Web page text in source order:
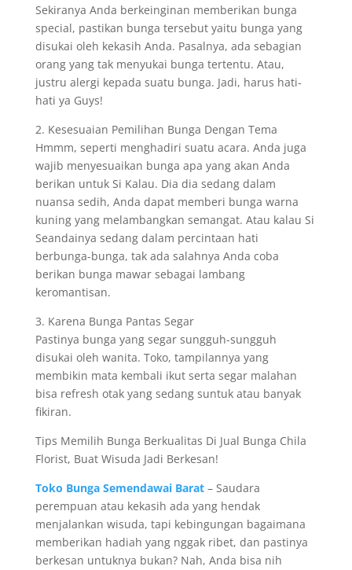
Sekiranya Anda berkeinginan memberikan bunga
special, pastikan bunga tersebut yaitu bunga yang
disukai oleh kekasih Anda. Pasalnya, ada sebagian
orang yang tak menyukai bunga tertentu. Atau,
justru alergi kepada suatu bunga. Jadi, harus hati-
hati ya Guys!
2. Kesesuaian Pemilihan Bunga Dengan Tema
Hmmm, seperti menghadiri suatu acara. Anda juga
wajib menyesuaikan bunga apa yang akan Anda
berikan untuk Si Kalau. Dia dia sedang dalam
nuansa sedih, Anda dapat memberi bunga warna
kuning yang melambangkan semangat. Atau kalau Si
Seandainya sedang dalam percintaan hati
berbunga-bunga, tak ada salahnya Anda coba
berikan bunga mawar sebagai lambang
keromantisan.
3. Karena Bunga Pantas Segar
Pastinya bunga yang segar sungguh-sungguh
disukai oleh wanita. Toko, tampilannya yang
membikin mata kembali ikut serta segar malahan
bisa refresh otak yang sedang suntuk atau banyak
fikiran.
Tips Memilih Bunga Berkualitas Di Jual Bunga Chila
Florist, Buat Wisuda Jadi Berkesan!
Toko Bunga Semendawai Barat– Saudara
perempuan atau kekasih ada yang hendak
menjalankan wisuda, tapi kebingungan bagaimana
memberikan hadiah yang nggak ribet, dan pastinya
berkesan untuknya bukan? Nah, Anda bisa nih